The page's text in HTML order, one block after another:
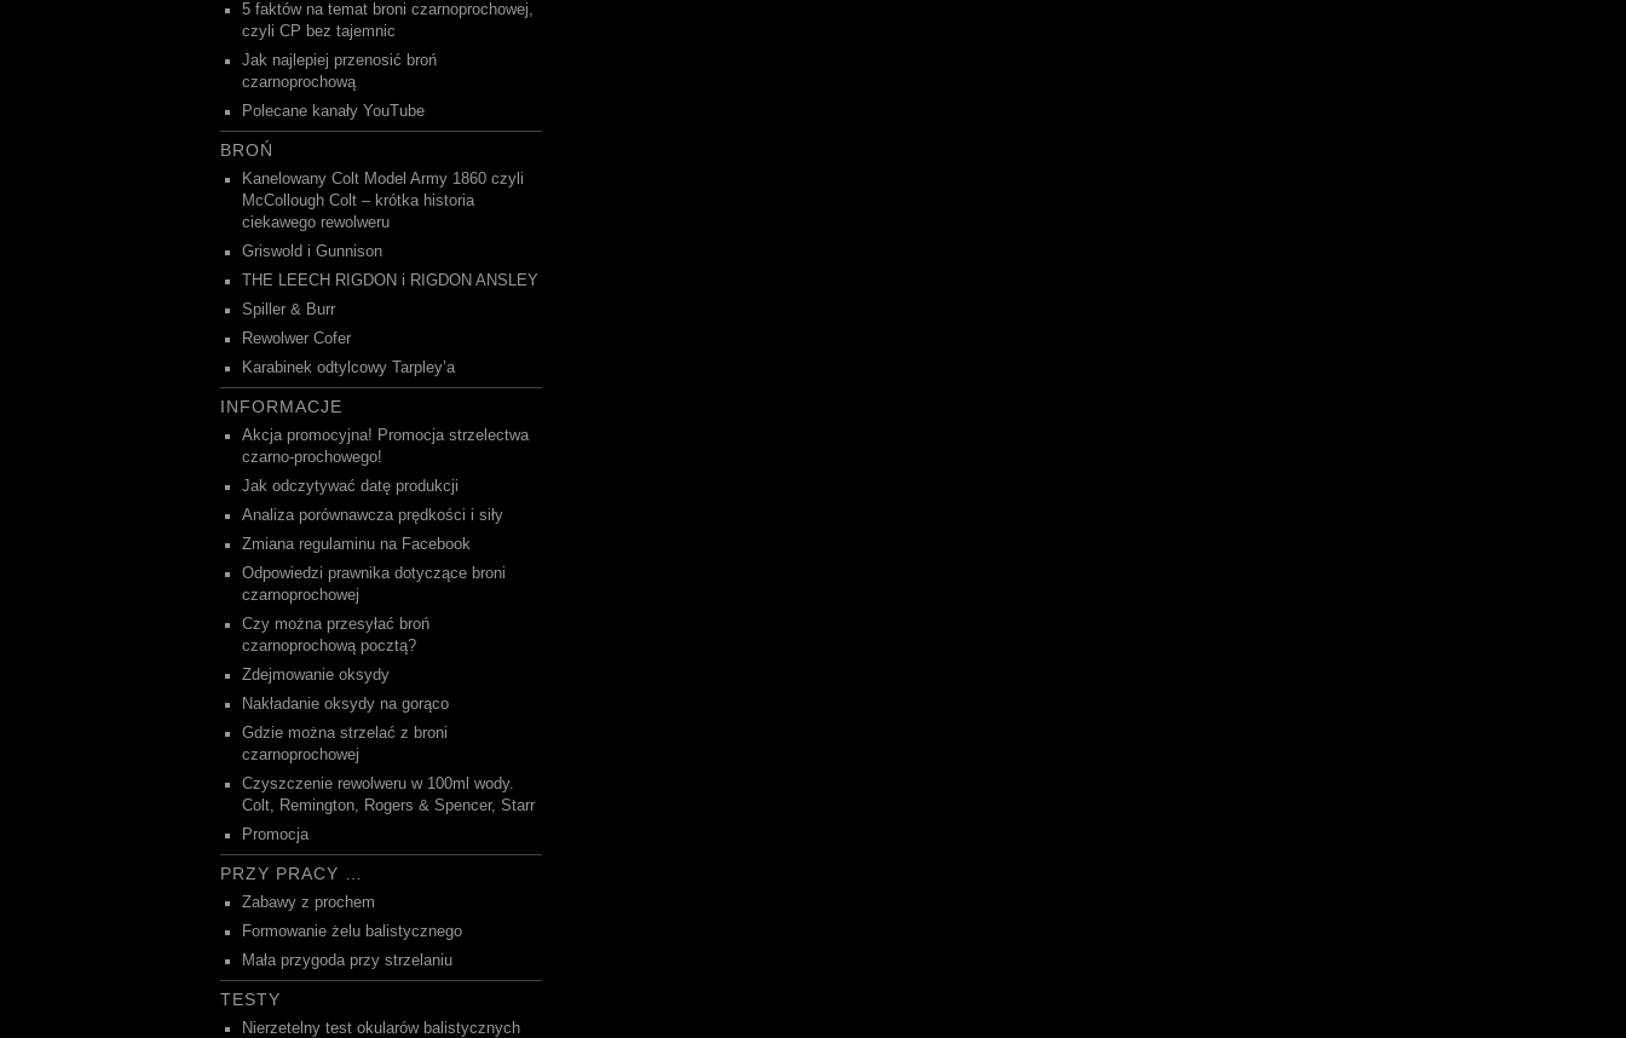
5 faktów na temat broni czarnoprochowej,
czyli CP bez tajemnic
Jak najlepiej przenosić broń
czarnoprochową
Polecane kanały YouTube
BROŃ
Kanelowany Colt Model Army 1860 czyli
McCollough Colt – krótka historia
ciekawego rewolweru
Griswold i Gunnison
THE LEECH RIGDON i RIGDON ANSLEY
Spiller & Burr
Rewolwer Cofer
Karabinek odtylcowy Tarpley’a
INFORMACJE
Akcja promocyjna! Promocja strzelectwa
czarno-prochowego!
Jak odczytywać datę produkcji
Analiza porównawcza prędkości i siły
Zmiana regulaminu na Facebook
Odpowiedzi prawnika dotyczące broni
czarnoprochowej
Czy można przesyłać broń
czarnoprochową pocztą?
Zdejmowanie oksydy
Nakładanie oksydy na gorąco
Gdzie można strzelać z broni
czarnoprochowej
Czyszczenie rewolweru w 100ml wody.
Colt, Remington, Rogers & Spencer, Starr
Promocja
PRZY PRACY …
Zabawy z prochem
Formowanie żelu balistycznego
Mała przygoda przy strzelaniu
TESTY
Nierzetelny test okularów balistycznych